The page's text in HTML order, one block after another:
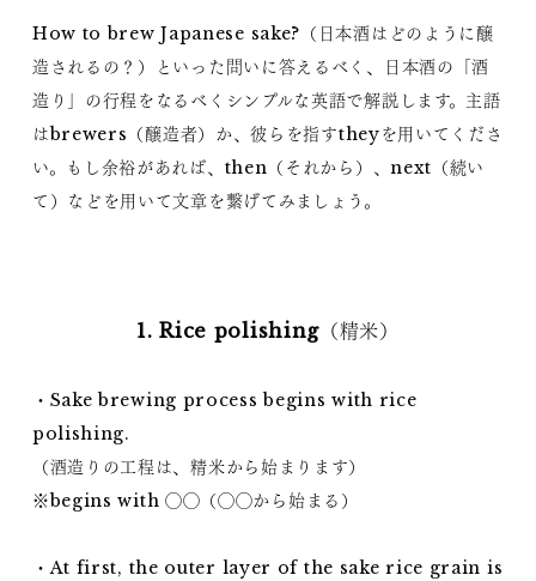
How to brew Japanese sake?（日本酒はどのように醸
造されるの？）といった問いに答えるべく、日本酒の「酒
造り」の行程をなるべくシンプルな英語で解説します。主語
はbrewers（醸造者）か、彼らを指すtheyを用いてくださ
い。もし余裕があれば、then（それから）、next（続い
て）などを用いて文章を繋げてみましょう。
1. Rice polishing（精米）
・Sake brewing process begins with rice
polishing.
（酒造りの工程は、精米から始まります）
※begins with ◯◯（◯◯から始まる）
・At first, the outer layer of the sake rice grain is